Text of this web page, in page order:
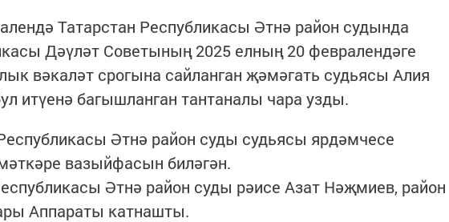
Татарстан Республикасы Әтнә район судында
Дәүләт Советының 2025 елның 20 февралендәге
вәкаләт срогына сайланган җәмәгать судьясы Алия
итүенә багышланган тантаналы чара узды.
Әтнә район суды судьясы ярдәмчесе
вазыйфасын биләгән.
Әтнә район суды рәисе Азат Нәҗмиев, район
Аппараты катнашты.